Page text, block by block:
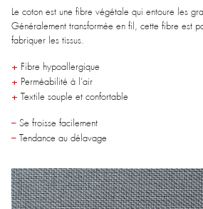
Le coton est une fibre végétale qui entoure les
Généralement transformée en fil, cette fibre est
fabriquer les tissus.
+ Fibre hypoallergique
+ Perméabilité à l’air
+ Textile souple et confortable
– Se froisse facilement
– Tendance au délavage